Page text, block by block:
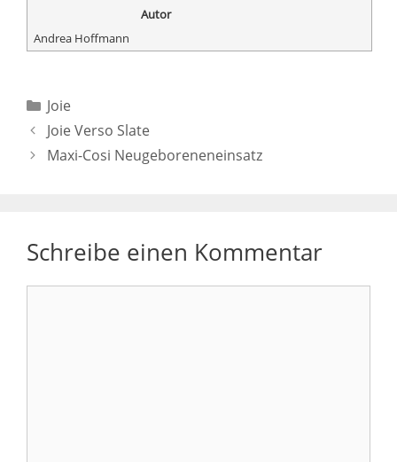
Autor
Andrea Hoffmann
Kategorien
Joie
Joie Verso Slate
Maxi-Cosi Neugeboreneneinsatz
Schreibe einen Kommentar